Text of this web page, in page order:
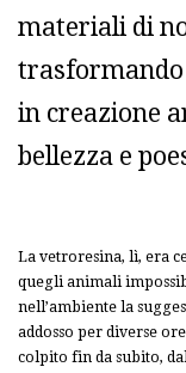
materiali di
in creazione
bellezza e
La vetroresina, lì, era
quegli animali
nell’ambiente la
addosso per diverse
colpito fin da subito,